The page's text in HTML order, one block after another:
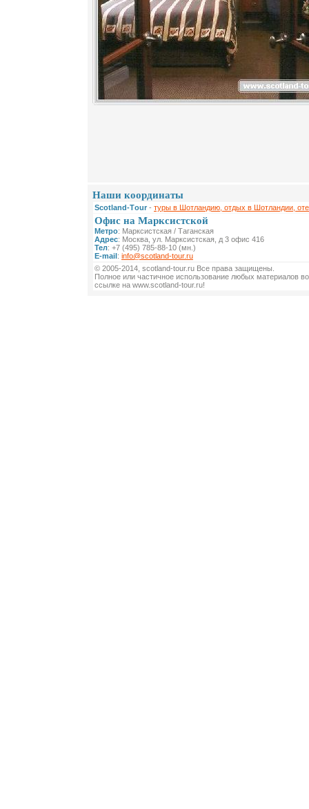
Наши координаты
Scotland-Тour - туры в Шотландию, отдых в Шотландии,
Офис на Марксистской
Метро: Марксистская / Таганская
Адрес: Москва, ул. Марксистская, д 3 офис 416
Тел: +7 (495) 785-88-10 (мн.)
E-mail: info@scotland-tour.ru
© 2005-2014, scotland-tour.ru Все права защищены.
Полное или частичное использование любых материалов
ссылке на www.scotland-tour.ru!